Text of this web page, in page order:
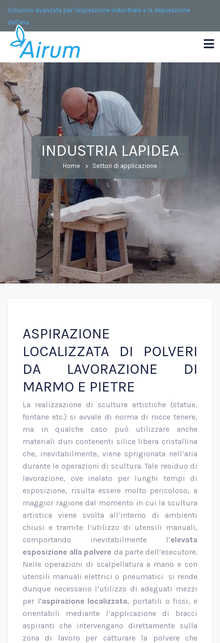
Soluzioni avanzate per l'aspirazione industriale e la depurazione
dell'aria
INDUSTRIA LAPIDEA
Home Settori di applicazione
ASPIRAZIONE
LOCALIZZATA DI POLVERI
DA LAVORAZIONE DI
MARMO E PIETRE
La realizzazione di sculture artistiche (statue,
fontane etc.) si avvale di norma di rocce tenere,
ma in qualche caso può utilizzare anche
materiali duri contenenti silice libera cristallina
che, inevitabilmente, viene sprigionata nell’aria
durante le operazioni di scultura. Tale residuo di
lavorazione, ove inalato per lunghi tempi di
esposizione, risulta essere molto pericoloso, a
maggior ragione dal momento in cui la scultura
artistica viene svolta all’interno di ambienti
chiusi e tramite l’utilizzo di utensili manuali,
comportando inevitabilmente l’elevata
esposizione alla polvere da parte dell’esecutore.
Nelle operazioni di scalpellatura a mano e con
utensili manuali elettrici o pneumatici si rende
dunque necessario l’utilizzo di adeguati mezzi
per l'aspirazione localizzata, portatili o fissi, e
orientabili mediante l’applicazione di bracci
aspiranti che intervengano direttamente sulla
zona di lavoro per catturare la polvere che